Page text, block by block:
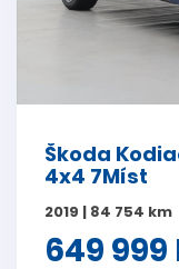
Škoda
4x4 7Míst
2019 | 84 754 km
649 999